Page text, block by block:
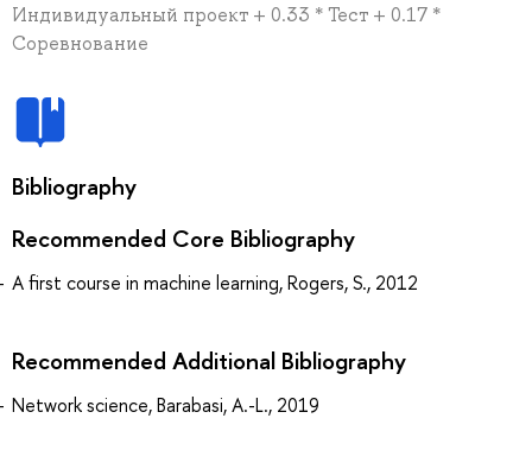
Индивидуальный проект + 0.33 * Тест + 0.17 *
Соревнование
Bibliography
Recommended Core Bibliography
A first course in machine learning, Rogers, S., 2012
Recommended Additional Bibliography
Network science, Barabasi, A.-L., 2019